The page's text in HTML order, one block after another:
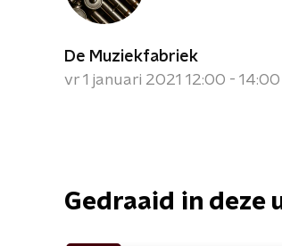
De Muziekfabriek
vr 1 januari 2021 12:00 - 14:00
Gedraaid in deze